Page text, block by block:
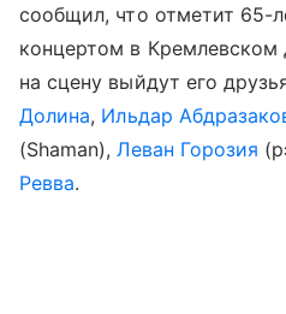
сообщил, что отметит 65-
концертом в
на сцену выйдут его
Долина, Ильдар
(Shaman),Леван Горозия
Ревва.